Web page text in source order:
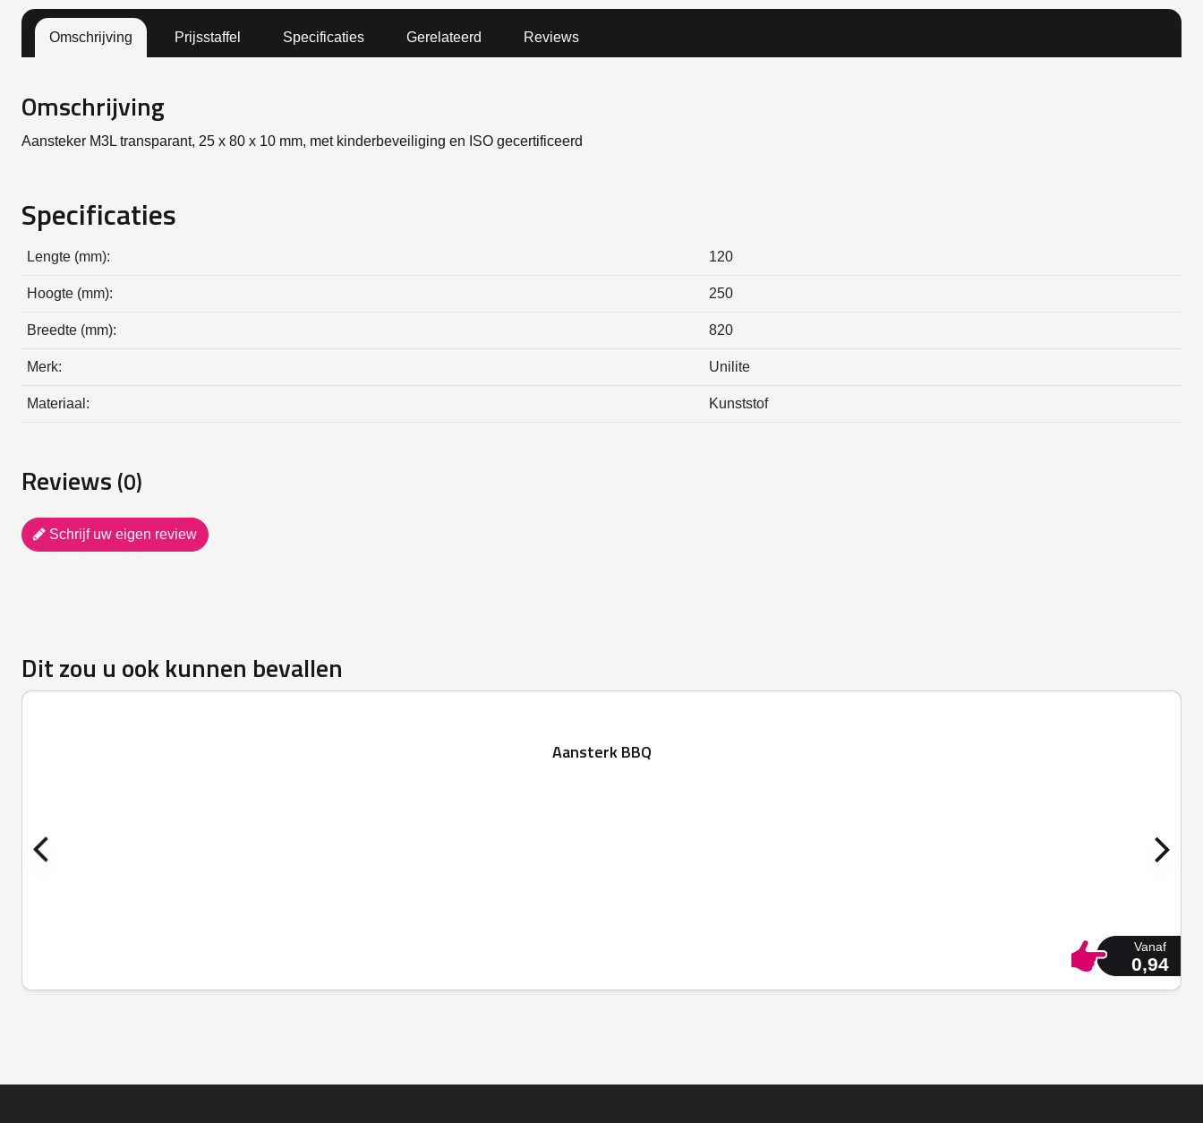
Omschrijving Prijsstaffel Specificaties Gerelateerd Reviews
Omschrijving
Aansteker M3L transparant, 25 x 80 x 10 mm, met kinderbeveiliging en ISO gecertificeerd
Specificaties
Lengte (mm): 120
Hoogte (mm): 250
Breedte (mm): 820
Merk: Unilite
Materiaal: Kunststof
Reviews (0)
Schrijf uw eigen review
Dit zou u ook kunnen bevallen
Aansterk BBQ
Vanaf
0,94